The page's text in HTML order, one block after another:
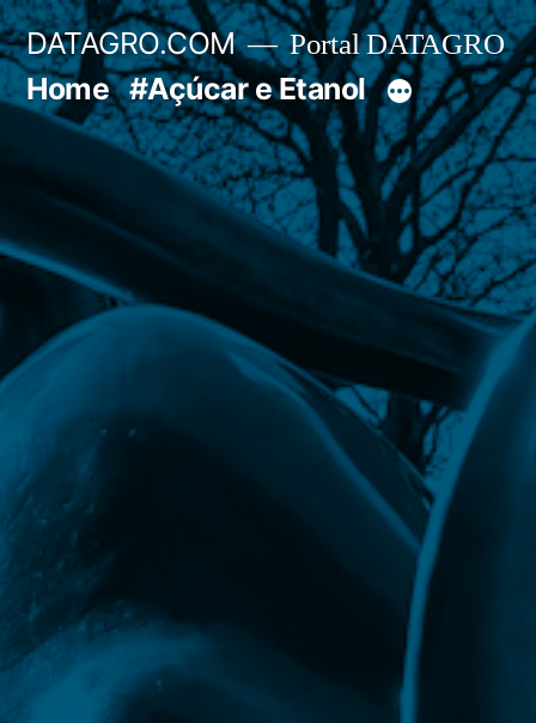
Pular
para
o
conteúdo
DATAGRO.COM Portal DATAGRO
Home #Açúcar e Etanol